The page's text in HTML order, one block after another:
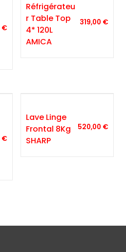
€
Réfrigérateu
R Table Top
4* 120L
AMICA
319,00 €
€
Lave Linge
Frontal 8Kg
SHARP
520,00 €